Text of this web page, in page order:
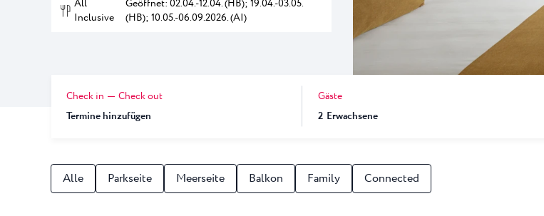
Hotels Umag
Residence Garden Istra Plava Laguna
Garden Suites Umag Plava Laguna
Residence Umag Plava Laguna
Laguna
In dem bekanntesten Resort von
Alle Resorts
All
Inclusive
Geöffnet: 02.04.-12.04. (HB); 19.04.-03.05.
(HB); 10.05.-06.09.2026. (AI)
Check in
Check out
Termine hinzufügen
Gäste
2 Erwachsene
Alle Parkseite Meerseite Balkon Family Connected